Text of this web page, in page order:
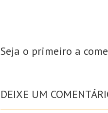
Seja o primeiro a
DEIXE UM